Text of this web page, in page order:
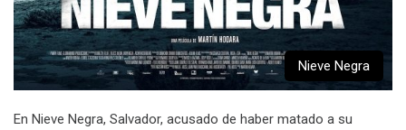
Nieve Negra
En Nieve Negra, Salvador, acusado de haber matado a su